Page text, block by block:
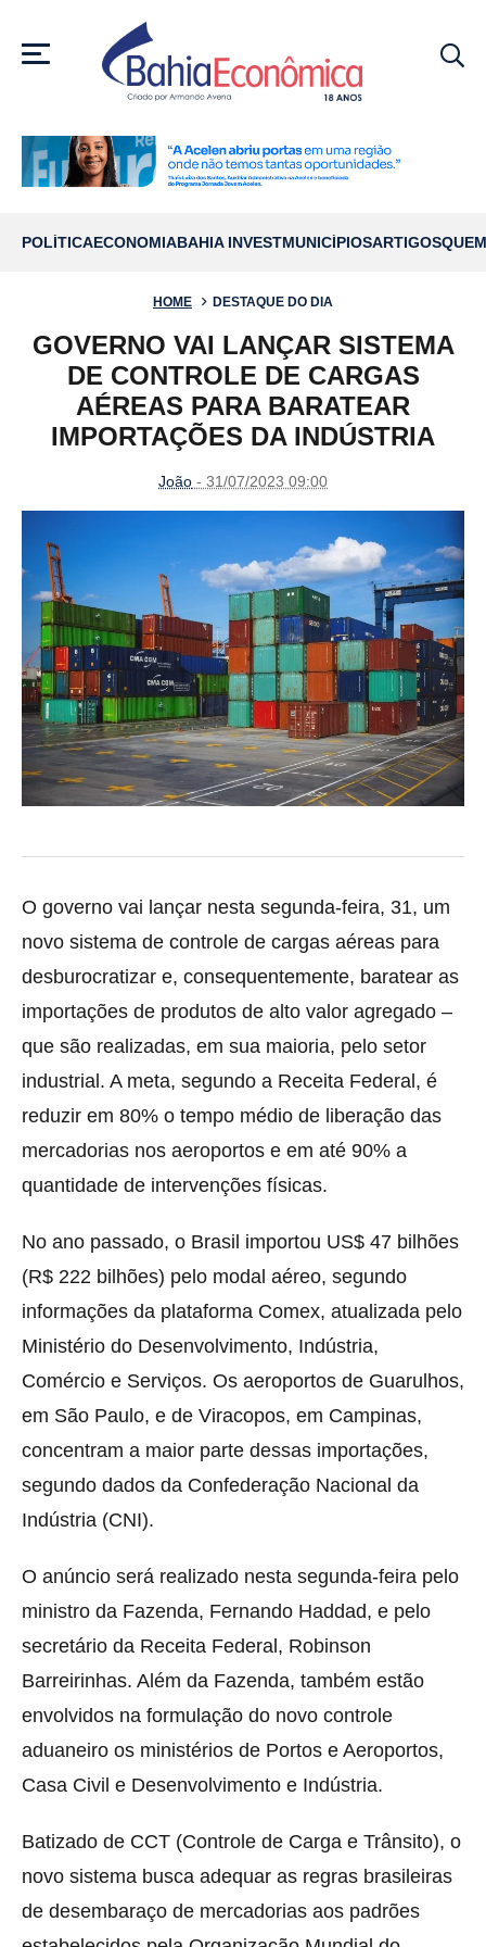
MENU
POLÍTICAECONOMIABAHIA INVESTMUNICÍPIOSARTIGOS
HOME DESTAQUE DO DIA
GOVERNO VAI LANÇAR SISTEMA
DE CONTROLE DE CARGAS
AÉREAS PARA BARATEAR
IMPORTAÇÕES DA INDÚSTRIA
João - 31/07/2023 09:00
O governo vai lançar nesta segunda-feira, 31, um
novo sistema de controle de cargas aéreas para
desburocratizar e, consequentemente, baratear as
importações de produtos de alto valor agregado –
que são realizadas, em sua maioria, pelo setor
industrial. A meta, segundo a Receita Federal, é
reduzir em 80% o tempo médio de liberação das
mercadorias nos aeroportos e em até 90% a
quantidade de intervenções físicas.
No ano passado, o Brasil importou US$ 47 bilhões
(R$ 222 bilhões) pelo modal aéreo, segundo
informações da plataforma Comex, atualizada pelo
Ministério do Desenvolvimento, Indústria,
Comércio e Serviços. Os aeroportos de Guarulhos,
em São Paulo, e de Viracopos, em Campinas,
concentram a maior parte dessas importações,
segundo dados da Confederação Nacional da
Indústria (CNI).
O anúncio será realizado nesta segunda-feira pelo
ministro da Fazenda, Fernando Haddad, e pelo
secretário da Receita Federal, Robinson
Barreirinhas. Além da Fazenda, também estão
envolvidos na formulação do novo controle
aduaneiro os ministérios de Portos e Aeroportos,
Casa Civil e Desenvolvimento e Indústria.
Batizado de CCT (Controle de Carga e Trânsito), o
novo sistema busca adequar as regras brasileiras
de desembaraço de mercadorias aos padrões